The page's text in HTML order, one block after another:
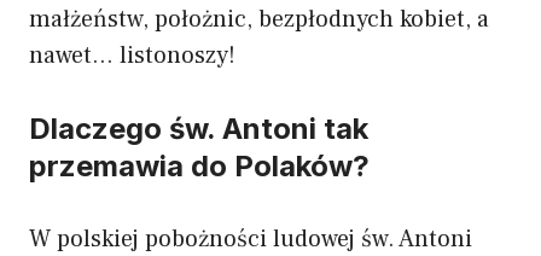
małżeństw, położnic, bezpłodnych kobiet, a
nawet… listonoszy!
Dlaczego św. Antoni tak
przemawia do Polaków?
W polskiej pobożności ludowej św. Antoni